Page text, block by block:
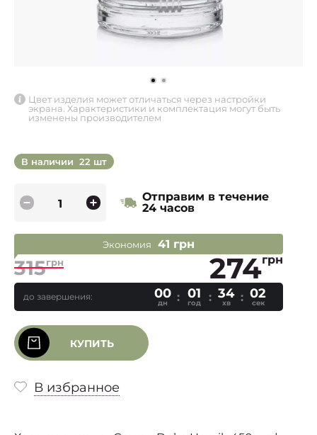
Цвет изделия может отличаться через настройки
экрана. Характеристики и комплектация могут быть
изменены производителем
В наличии 22 шт
Отправим в течение
24 часов
Экономия 41 грн
315грн 274грн
до завершения: 00
дн
01
год
34
хв
02
сек
КУПИТЬ
В избранное